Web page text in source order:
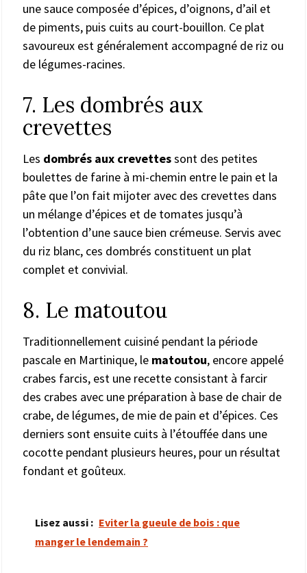
une sauce composée d’épices, d’oignons, d’ail et
de piments, puis cuits au court-bouillon. Ce plat
savoureux est généralement accompagné de riz ou
de légumes-racines.
7. Les dombrés aux
crevettes
Les dombrés aux crevettessont des petites
boulettes de farine à mi-chemin entre le pain et la
pâte que l’on fait mijoter avec des crevettes dans
un mélange d’épices et de tomates jusqu’à
l’obtention d’une sauce bien crémeuse. Servis avec
du riz blanc, ces dombrés constituent un plat
complet et convivial.
8. Le matoutou
Traditionnellement cuisiné pendant la période
pascale en Martinique, le matoutou, encore appelé
crabes farcis, est une recette consistant à farcir
des crabes avec une préparation à base de chair de
crabe, de légumes, de mie de pain et d’épices. Ces
derniers sont ensuite cuits à l’étouffée dans une
cocotte pendant plusieurs heures, pour un résultat
fondant et goûteux.
Lisez aussi : Eviter la gueule de bois : que
manger le lendemain ?